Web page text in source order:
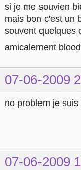
si je me souvien
mais bon c'est un
souvent quelques
amicalement
07-06-2009
no problem je
07-06-2009